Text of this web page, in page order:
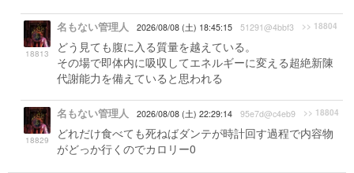
18813
名もない管理人 2026/08/08 (土) 18:45:15 51291@4bbf3 >> 18804
どう見ても腹に入る質量を越えている。
その場で即体内に吸収してエネルギーに変える超絶新陳
代謝能力を備えていると思われる
18829
名もない管理人 2026/08/08 (土) 22:29:14 95e7d@c4eb9 >> 18804
どれだけ食べても死ねばダンテが時計回す過程で内容物
がどっか行くのでカロリー0